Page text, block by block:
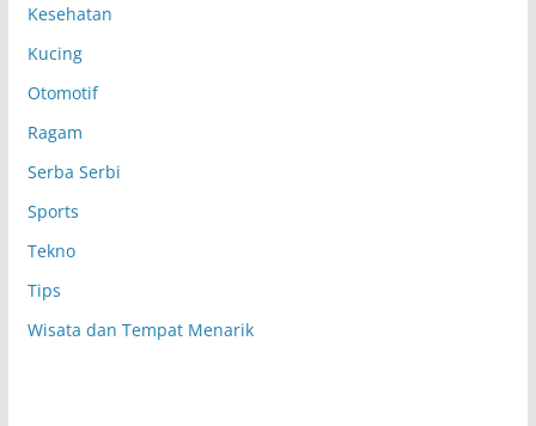
Kesehatan
Kucing
Otomotif
Ragam
Serba Serbi
Sports
Tekno
Tips
Wisata dan Tempat Menarik